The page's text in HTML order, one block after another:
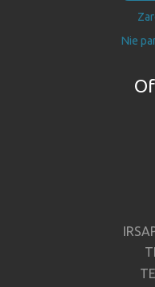
Nie